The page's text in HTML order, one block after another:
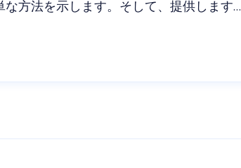
方法を示します。そして、提供します…